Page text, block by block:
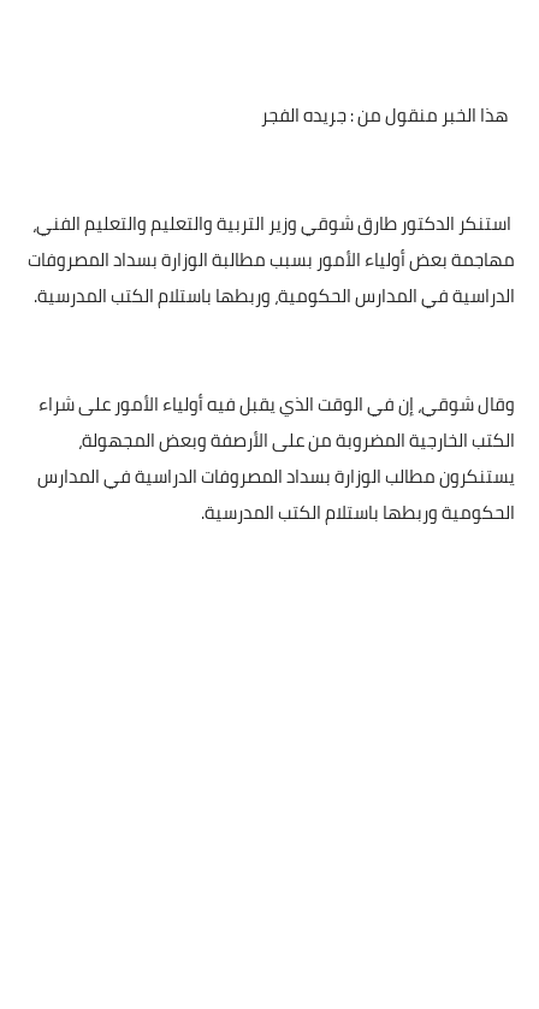
هذا الخبر منقول من : جريده الفجر
استنكر الدكتور طارق شوقي وزير التربية والتعليم والتعليم الفني،
مهاجمة بعض أولياء الأمور بسبب مطالبة الوزارة بسداد المصروفات
الدراسية في المدارس الحكومية، وربطها باستلام الكتب المدرسية.
وقال شوقي، إن في الوقت الذي يقبل فيه أولياء الأمور على شراء
الكتب الخارجية المضروبة من على الأرصفة وبعض المجهولة،
يستنكرون مطالب الوزارة بسداد المصروفات الدراسية في المدارس
الحكومية وربطها باستلام الكتب المدرسية.